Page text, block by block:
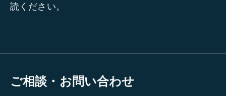
読ください。
ご相談・お問い合わせ